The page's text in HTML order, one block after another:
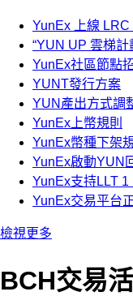
YunEx 上線
“YUN UP 雲梯計
YunEx社區節點
YUNT發行方案
YUN產出方式調
YunEx上幣規則
YunEx幣種下架
YunEx啟動YUN
YunEx支持LLT
YunEx交易平台
檢視更多
BCH交易